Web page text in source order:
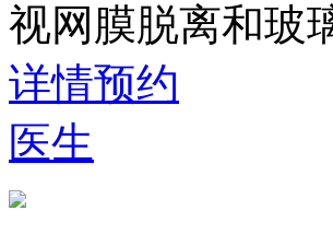
视网膜脱离和玻
详情预约
医生